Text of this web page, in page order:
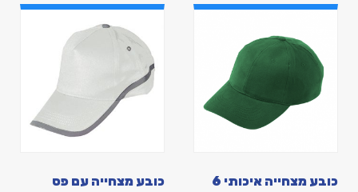
כובע מצחייה איכותי 6
כובע מצחייה עם פס